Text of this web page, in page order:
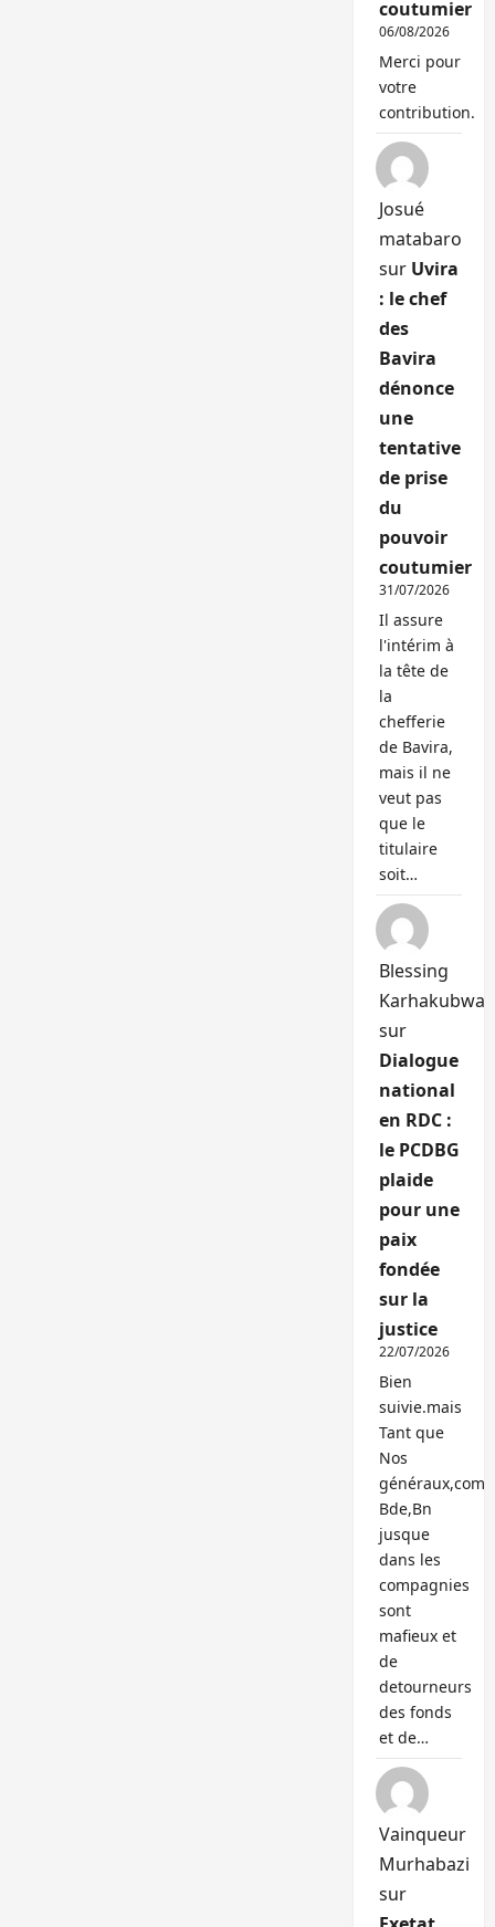
coutumier
06/08/2026
Merci pour
votre
contribution.
Josué
matabaro
sur Uvira
: le chef
des
Bavira
dénonce
une
tentative
de prise
du
pouvoir
coutumier
31/07/2026
Il assure
l'intérim à
la tête de
la
chefferie
de Bavira,
mais il ne
veut pas
que le
titulaire
soit…
Blessing
Karhakubwa
sur
Dialogue
national
en RDC :
le PCDBG
plaide
pour une
paix
fondée
sur la
justice
22/07/2026
Bien
suivie.mais
Tant que
Nos
généraux,com
Bde,Bn
jusque
dans les
compagnies
sont
mafieux et
de
detourneurs
des fonds
et de…
Vainqueur
Murhabazi
sur